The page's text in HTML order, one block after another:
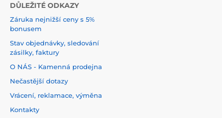
DŮLEŽITÉ ODKAZY
Záruka nejnižší ceny s 5%
bonusem
Stav objednávky, sledování
zásilky, faktury
O NÁS - Kamenná prodejna
Nečastější dotazy
Vrácení, reklamace, výměna
Kontakty